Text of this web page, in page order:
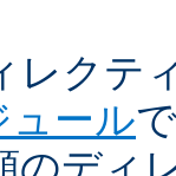
レクテ
ュール
のディ